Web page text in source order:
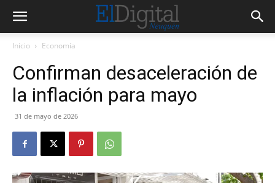
Inicio Economía
Confirman desaceleración de
la inflación para mayo
31 de mayo de 2026